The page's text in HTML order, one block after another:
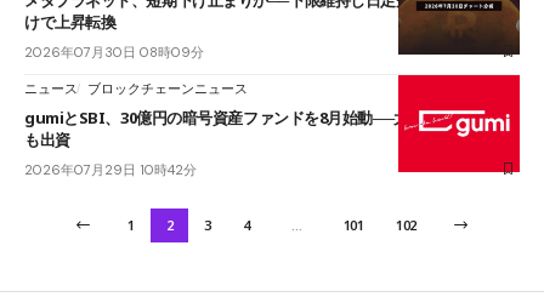
けで上昇転換
2026年07月30日 08時09分
ニュース ブロックチェーンニュース
gumiとSBI、30億円の暗号資産ファンドを8月始動──大和証券グループ
も出資
2026年07月29日 10時42分
1 2 3 4 101 102